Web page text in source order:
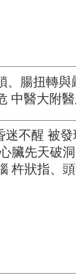
、腸扭轉與
中醫大附
康復出院